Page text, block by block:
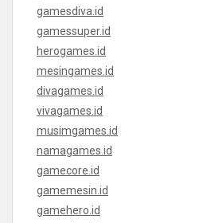
gamesdiva.id
gamessuper.id
herogames.id
mesingames.id
divagames.id
vivagames.id
musimgames.id
namagames.id
gamecore.id
gamemesin.id
gamehero.id